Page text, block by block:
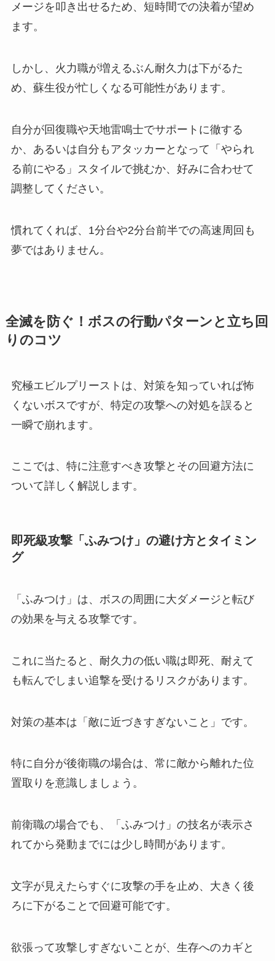
メージを叩き出せるため、短時間での決着が望め
ます。
しかし、火力職が増えるぶん耐久力は下がるた
め、蘇生役が忙しくなる可能性があります。
自分が回復職や天地雷鳴士でサポートに徹する
か、あるいは自分もアタッカーとなって「やられ
る前にやる」スタイルで挑むか、好みに合わせて
調整してください。
慣れてくれば、1分台や2分台前半での高速周回も
夢ではありません。
全滅を防ぐ！ボスの行動パターンと立ち回
りのコツ
究極エビルプリーストは、対策を知っていれば怖
くないボスですが、特定の攻撃への対処を誤ると
一瞬で崩れます。
ここでは、特に注意すべき攻撃とその回避方法に
ついて詳しく解説します。
即死級攻撃「ふみつけ」の避け方とタイミン
グ
「ふみつけ」は、ボスの周囲に大ダメージと転び
の効果を与える攻撃です。
これに当たると、耐久力の低い職は即死、耐えて
も転んでしまい追撃を受けるリスクがあります。
対策の基本は「敵に近づきすぎないこと」です。
特に自分が後衛職の場合は、常に敵から離れた位
置取りを意識しましょう。
前衛職の場合でも、「ふみつけ」の技名が表示さ
れてから発動までには少し時間があります。
文字が見えたらすぐに攻撃の手を止め、大きく後
ろに下がることで回避可能です。
欲張って攻撃しすぎないことが、生存へのカギと